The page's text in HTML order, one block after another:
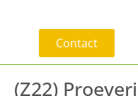
Contact
(Z22)